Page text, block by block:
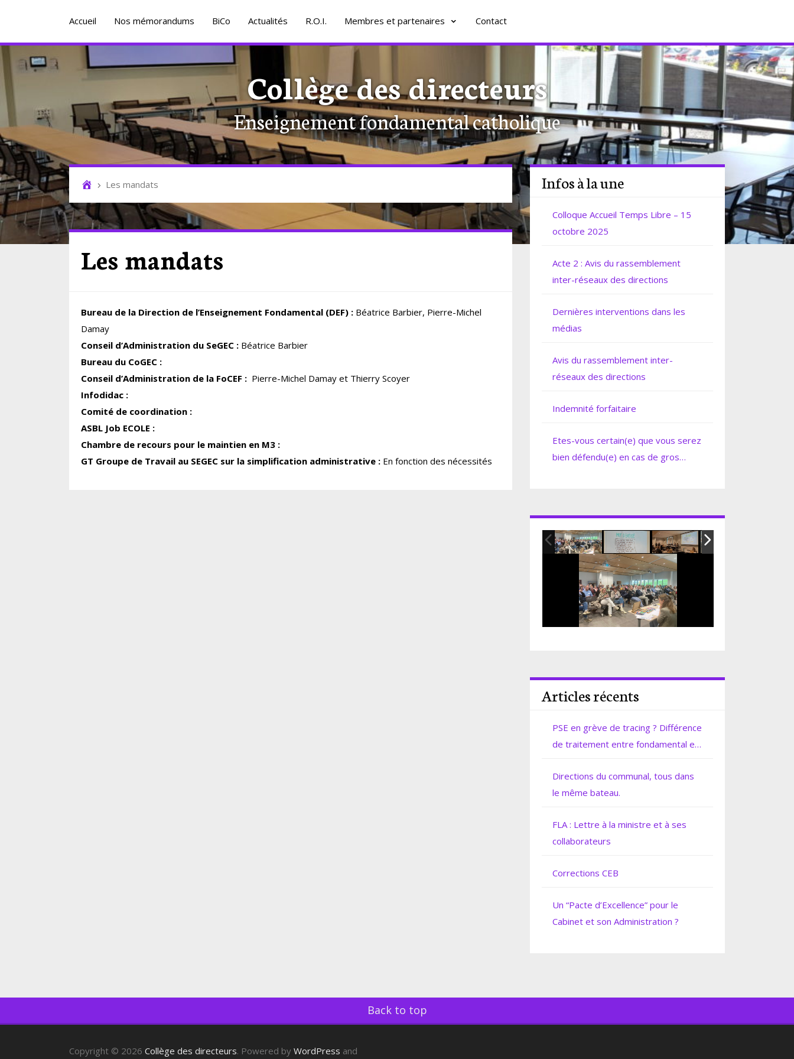
Accueil Nos mémorandums BiCo Actualités R.O.I. Membres et partenaires Contact
Collège des directeurs
Enseignement fondamental catholique
Les mandats
Les mandats
Bureau de la Direction de l’Enseignement Fondamental (DEF) : Béatrice Barbier, Pierre-Michel
Damay
Conseil d’Administration du SeGEC : Béatrice Barbier
Bureau du CoGEC :
Conseil d’Administration de la FoCEF : Pierre-Michel Damay et Thierry Scoyer
Infodidac :
Comité de coordination :
ASBL Job ECOLE :
Chambre de recours pour le maintien en M3 :
GT Groupe de Travail au SEGEC sur la simplification administrative : En fonction des nécessités
Infos à la une
Colloque Accueil Temps Libre – 15
octobre 2025
Acte 2 : Avis du rassemblement
inter-réseaux des directions
Dernières interventions dans les
médias
Avis du rassemblement inter-
réseaux des directions
Indemnité forfaitaire
Etes-vous certain(e) que vous serez
bien défendu(e) en cas de gros
Articles récents
PSE en grève de tracing ? Différence
de traitement entre fondamental et
Directions du communal, tous dans
le même bateau.
FLA : Lettre à la ministre et à ses
collaborateurs
Corrections CEB
Un “Pacte d’Excellence” pour le
Cabinet et son Administration ?
Back to top
Copyright © 2026 Collège des directeurs. Powered by WordPress and